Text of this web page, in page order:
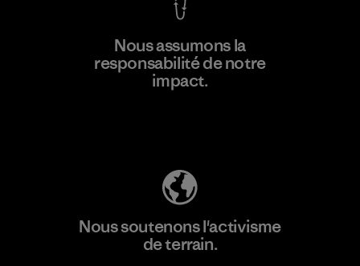
Nous assumons la
responsabilité de notre
impact.
Nous soutenons l'activisme
de terrain.